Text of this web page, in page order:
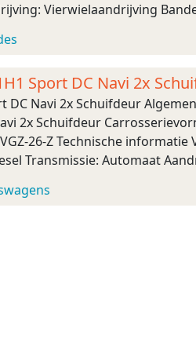
Vierwielaandrijving
Sport DC Navi 2x
DC Navi 2x Schuifdeur
2x Schuifdeur
26-Z Technische informatie
Transmissie: Automaat